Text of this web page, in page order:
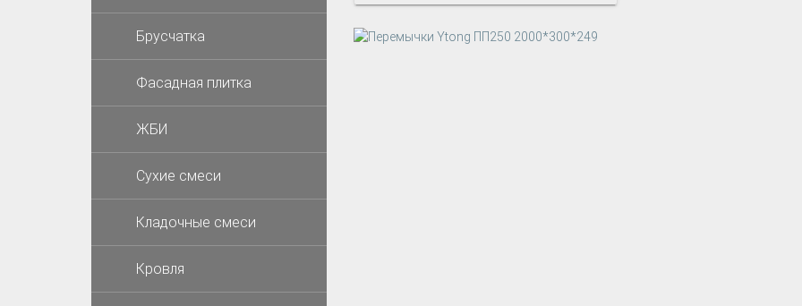
Брусчатка
Фасадная плитка
ЖБИ
Cухие смеси
Кладочные смеси
Кровля